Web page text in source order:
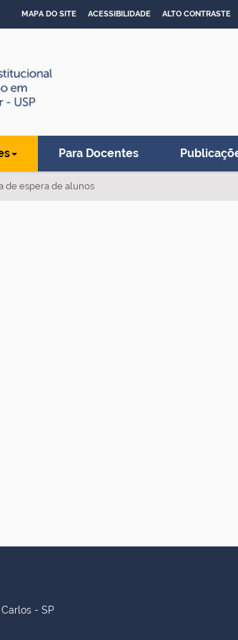
MAPA DO SITE ACESSIBILIDADE ALTO CONTRASTE
Para Docentes
de espera de alunos
- SP